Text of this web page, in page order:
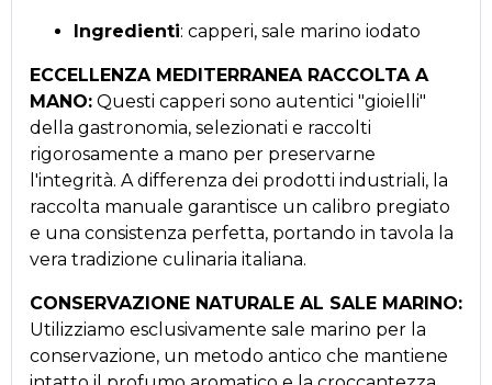
Ingredienti: capperi, sale marino iodato
ECCELLENZA MEDITERRANEA RACCOLTA A
MANO: Questi capperi sono autentici "gioielli"
della gastronomia, selezionati e raccolti
rigorosamente a mano per preservarne
l'integrità. A differenza dei prodotti industriali, la
raccolta manuale garantisce un calibro pregiato
e una consistenza perfetta, portando in tavola la
vera tradizione culinaria italiana.
CONSERVAZIONE NATURALE AL SALE MARINO:
Utilizziamo esclusivamente sale marino per la
conservazione, un metodo antico che mantiene